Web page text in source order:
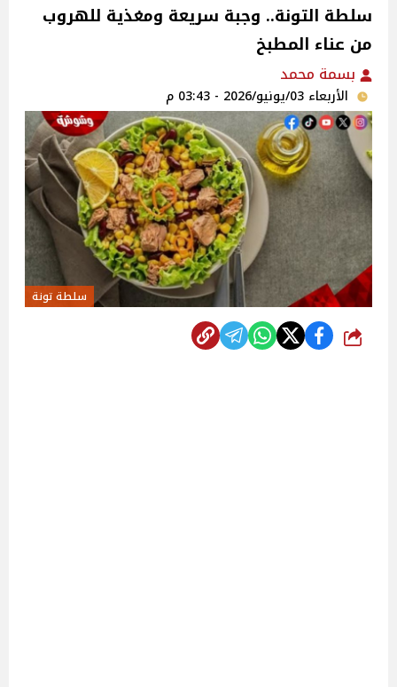
سلطة التونة.. وجبة سريعة ومغذية للهروب
من عناء المطبخ
بسمة محمد
الأربعاء 03/يونيو/2026 - 03:43 م
سلطة تونة
شارك